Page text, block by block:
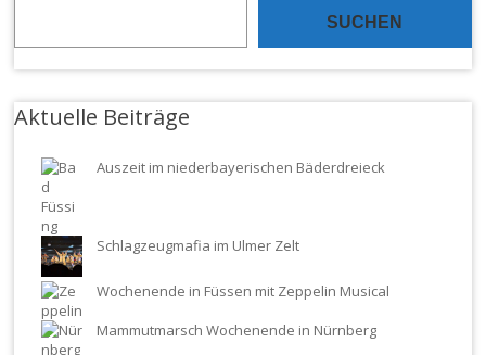
SUCHEN
Aktuelle Beiträge
Auszeit im niederbayerischen Bäderdreieck
Schlagzeugmafia im Ulmer Zelt
Wochenende in Füssen mit Zeppelin Musical
Mammutmarsch Wochenende in Nürnberg